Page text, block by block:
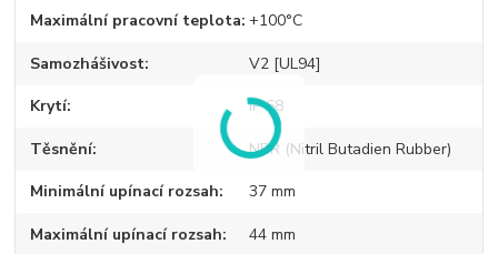
Maximální pracovní teplota +100°C
Samozhášivost V2 [UL94]
Krytí IP 68
Těsnění NBR (Nitril Butadien Rubber)
Minimální upínací rozsah 37 mm
Maximální upínací rozsah 44 mm